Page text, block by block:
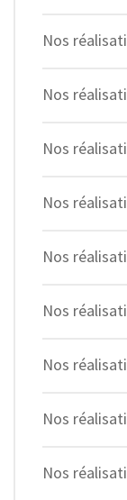
Nos
Nos
Nos
Nos
Nos
Nos
Nos
Nos
Nos